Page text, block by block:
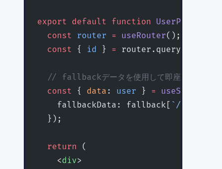
export default function UserPage
  const
router = useRouter();
  const
{ id } = router.query;
// fallbackデータを使用して即座に表示、そ
  const
{ data : user } = useSWR
    fallbackData: fallback[
`/api/
  });
  return
(
    <
div>